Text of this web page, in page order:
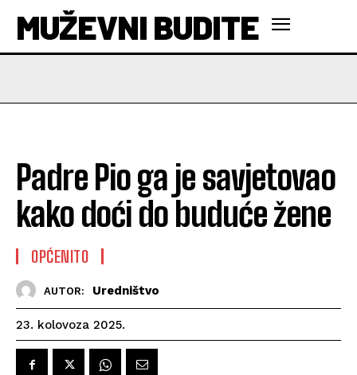
MUŽEVNI BUDITE
Padre Pio ga je savjetovao
kako doći do buduće žene
OPĆENITO
AUTOR: Uredništvo
23. kolovoza 2025.